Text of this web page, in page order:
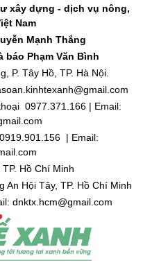
xây dựng - dịch vụ nông,
Nam
Mạnh Thắng
Phạm Văn Bình
P. Tây Hồ, TP. Hà Nội.
0977.371.166 | Email:
| Email:
Hồ Chí Minh
An Hội Tây, TP. Hồ Chí Minh
dnktx.hcm@gmail.com